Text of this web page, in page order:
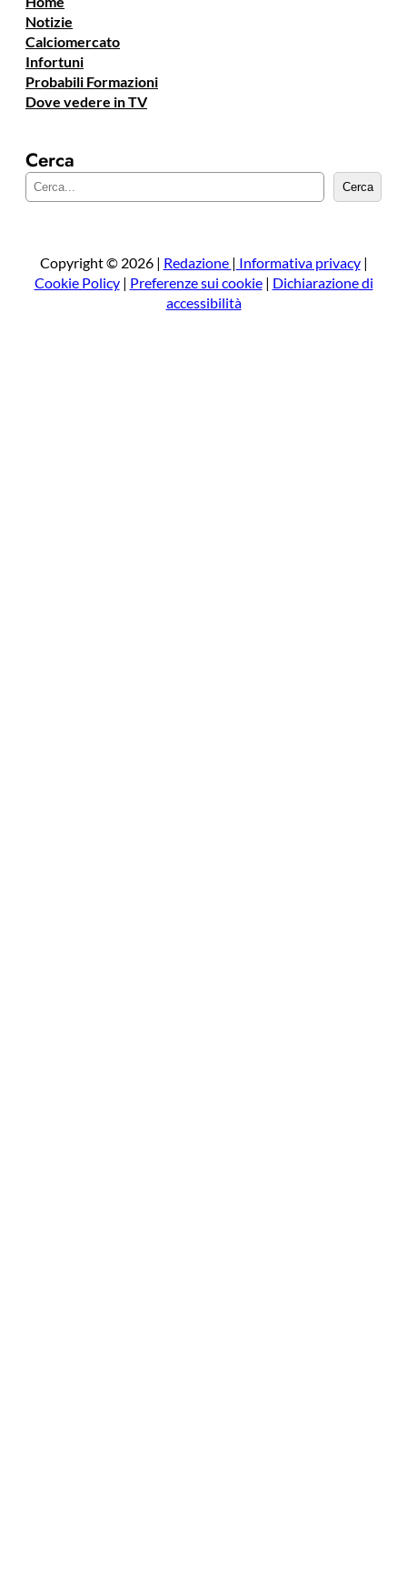
Notizie
Calciomercato
Infortuni
Probabili Formazioni
Dove vedere in TV
Cerca
e
a
Cerca
Copyright © 2026 | Redazione | Informativa privacy|
Cookie Policy| Preferenze sui cookie| Dichiarazione di
accessibilità